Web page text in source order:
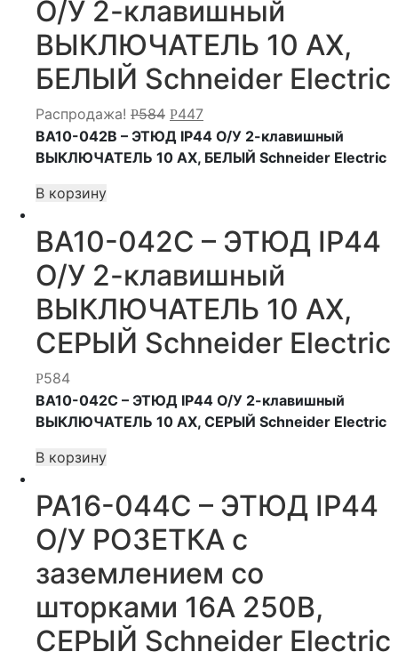
О/У 2-клавишный
ВЫКЛЮЧАТЕЛЬ 10 АХ,
БЕЛЫЙ Schneider Electric
Распродажа! Р584 Р447
BA10-042B – ЭТЮД IP44 О/У 2-клавишный
ВЫКЛЮЧАТЕЛЬ 10 АХ, БЕЛЫЙ Schneider Electric
В корзину
BA10-042C – ЭТЮД IP44
О/У 2-клавишный
ВЫКЛЮЧАТЕЛЬ 10 АХ,
СЕРЫЙ Schneider Electric
Р584
BA10-042C – ЭТЮД IP44 О/У 2-клавишный
ВЫКЛЮЧАТЕЛЬ 10 АХ, СЕРЫЙ Schneider Electric
В корзину
PA16-044C – ЭТЮД IP44
О/У РОЗЕТКА с
заземлением со
шторками 16А 250В,
СЕРЫЙ Schneider Electric